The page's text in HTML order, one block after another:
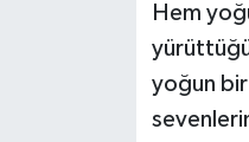
​Hem
yoğun bir